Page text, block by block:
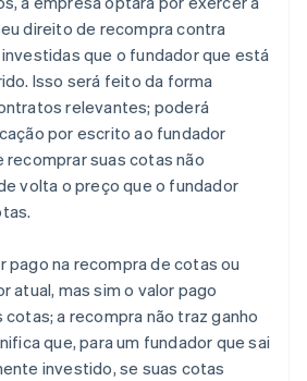
direito de recompra contra
que o fundador que está
Isso será feito da forma
relevantes; poderá
por escrito ao fundador
recomprar suas cotas não
volta o preço que o fundador
pago na recompra de cotas ou
atual, mas sim o valor pago
a recompra não traz ganho
que, para um fundador que sai
investido, se suas cotas